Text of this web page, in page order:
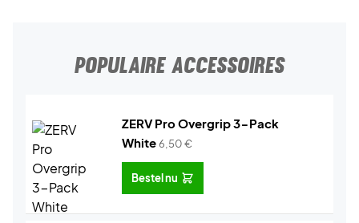
POPULAIRE ACCESSOIRES
ZERV Pro Overgrip 3-Pack
White6,50€
Bestel nu